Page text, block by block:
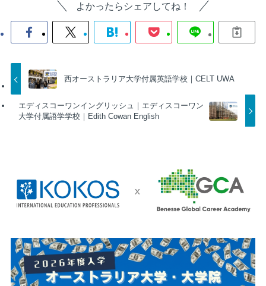
よかったらシェアしてね！
西オーストラリア大学付属英語学校｜CELT UWA
エディスコーワンイングリッシュ｜エディスコーワン
大学付属語学学校｜Edith Cowan English